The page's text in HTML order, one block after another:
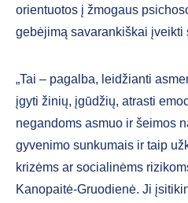
orientuotos į žmogaus
gebėjimą savarankiškai įveikti
„Tai – pagalba, leidžianti
įgyti žinių, įgūdžių, atrasti
negandoms asmuo ir šeimos
gyvenimo sunkumais ir taip
krizėms ar socialinėms
Kanopaitė-Gruodienė. Ji